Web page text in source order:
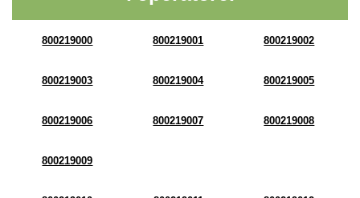
800219000 800219001 800219002
800219003 800219004 800219005
800219006 800219007 800219008
800219009